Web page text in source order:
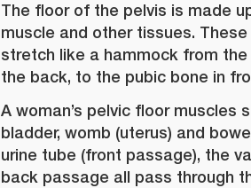
The floor of the pelvis is made
muscle and other tissues. These
stretch like a hammock from
the back, to the pubic bone in
A woman’s pelvic floor muscles
bladder, womb (uterus) and
urine tube (front passage), the
back passage all pass through